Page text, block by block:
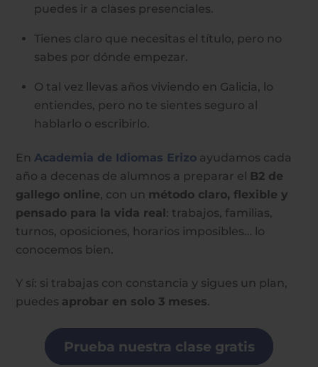
puedes ir a clases presenciales.
Tienes claro que necesitas el título, pero no
sabes por dónde empezar.
O tal vez llevas años viviendo en Galicia, lo
entiendes, pero no te sientes seguro al
hablarlo o escribirlo.
EnAcademia de Idiomas Erizo ayudamos cada
año a decenas de alumnos a preparar el B2 de
gallego online, con un método claro, flexible y
pensado para la vida real : trabajos, familias,
turnos, oposiciones, horarios imposibles… lo
conocemos bien.
Y sí: si trabajas con constancia y sigues un plan,
puedes aprobar en solo 3 meses.
Prueba nuestra clase gratis